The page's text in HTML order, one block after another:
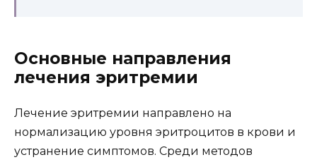
Основные направления
лечения эритремии
Лечение эритремии направлено на
нормализацию уровня эритроцитов в крови и
устранение симптомов. Среди методов